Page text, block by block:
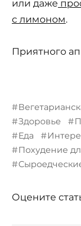
или даже
с лимоном.
Приятного
Здоровье
Еда
Похудение
Оцените